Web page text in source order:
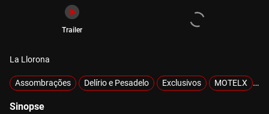
Trailer
La Llorona
Assombrações Delírio e Pesadelo Exclusivos MOTELX
Sinopse